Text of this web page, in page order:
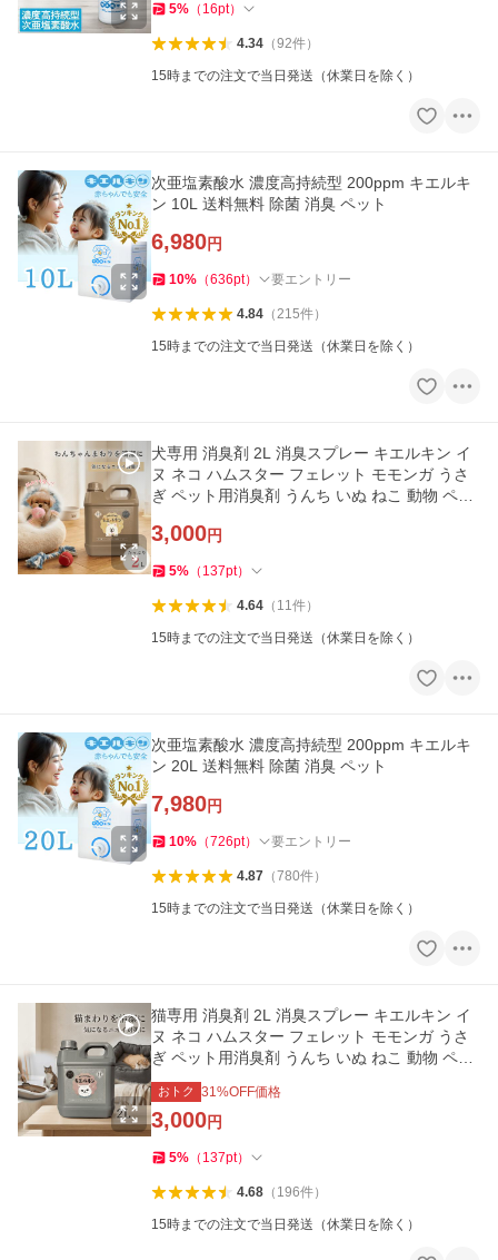
5% （ 16pt）
4.34（92件）
15時までの注文で当日発送（休業日を除く）
次亜塩素酸水 濃度高持続型 200ppm キエルキ
ン 10L 送料無料 除菌 消臭 ペット
6,980円
10% （636pt） 要エントリー
4.84（215件）
15時までの注文で当日発送（休業日を除く）
犬専用 消臭剤 2L 消臭スプレー キエルキン イ
ヌ ネコ ハムスター フェレット モモンガ うさ
ぎ ペット用消臭剤 うんち いぬ ねこ 動物 ペッ
3,000円
5% （ 137pt）
4.64（ 11件）
15時までの注文で当日発送（休業日を除く）
次亜塩素酸水 濃度高持続型 200ppm キエルキ
ン 20L 送料無料 除菌 消臭 ペット
7,980円
10% （726pt） 要エントリー
4.87（780件）
15時までの注文で当日発送（休業日を除く）
猫専用 消臭剤 2L 消臭スプレー キエルキン イ
ヌ ネコ ハムスター フェレット モモンガ うさ
ぎ ペット用消臭剤 うんち いぬ ねこ 動物 ペッ
ト 匂い おしっこ
おトク 31%OFF価格
3,000円
5% （ 137pt）
4.68（ 196件）
15時までの注文で当日発送（休業日を除く）